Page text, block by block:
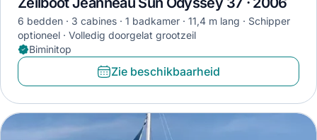
6 bedden 3 cabines 1 badkamer 11,4 m lang
Schipper
optioneel
Volledig doorgelat grootzeil
Biminitop
Zie beschikbaarheid